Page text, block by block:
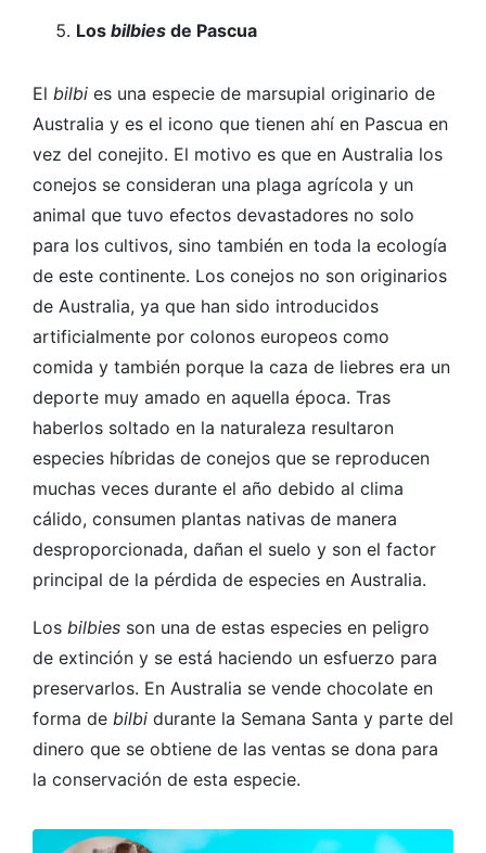
Los bilbies de Pascua
El bilbi es una especie de marsupial originario de
Australia y es el icono que tienen ahí en Pascua en
vez del conejito. El motivo es que en Australia los
conejos se consideran una plaga agrícola y un
animal que tuvo efectos devastadores no solo
para los cultivos, sino también en toda la ecología
de este continente. Los conejos no son originarios
de Australia, ya que han sido introducidos
artificialmente por colonos europeos como
comida y también porque la caza de liebres era un
deporte muy amado en aquella época. Tras
haberlos soltado en la naturaleza resultaron
especies híbridas de conejos que se reproducen
muchas veces durante el año debido al clima
cálido, consumen plantas nativas de manera
desproporcionada, dañan el suelo y son el factor
principal de la pérdida de especies en Australia.
Los bilbies son una de estas especies en peligro
de extinción y se está haciendo un esfuerzo para
preservarlos. En Australia se vende chocolate en
forma de bilbi durante la Semana Santa y parte del
dinero que se obtiene de las ventas se dona para
la conservación de esta especie.